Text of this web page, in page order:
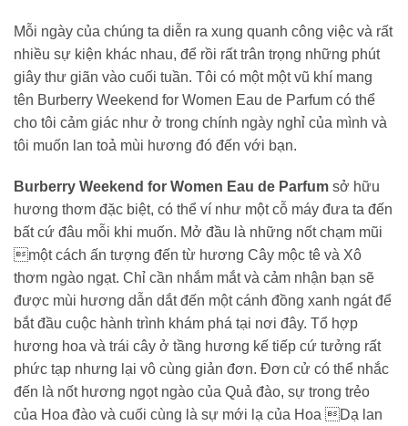
Mỗi ngày của chúng ta diễn ra xung quanh công việc và rất
nhiều sự kiện khác nhau, để rồi rất trân trọng những phút
giây thư giãn vào cuối tuần. Tôi có một một vũ khí mang
tên Burberry Weekend for Women Eau de Parfum có thể
cho tôi cảm giác như ở trong chính ngày nghỉ của mình và
tôi muốn lan toả mùi hương đó đến với bạn.
Burberry Weekend for Women Eau de Parfum sở hữu
hương thơm đặc biệt, có thể ví như một cỗ máy đưa ta đến
bất cứ đâu mỗi khi muốn. Mở đầu là những nốt chạm mũi
một cách ấn tượng đến từ hương Cây mộc tê và Xô
thơm ngào ngạt. Chỉ cần nhắm mắt và cảm nhận bạn sẽ
được mùi hương dẫn dắt đến một cánh đồng xanh ngát để
bắt đầu cuộc hành trình khám phá tại nơi đây. Tổ hợp
hương hoa và trái cây ở tầng hương kế tiếp cứ tưởng rất
phức tạp nhưng lại vô cùng giản đơn. Đơn cử có thể nhắc
đến là nốt hương ngọt ngào của Quả đào, sự trong trẻo
của Hoa đào và cuối cùng là sự mới lạ của Hoa Dạ lan